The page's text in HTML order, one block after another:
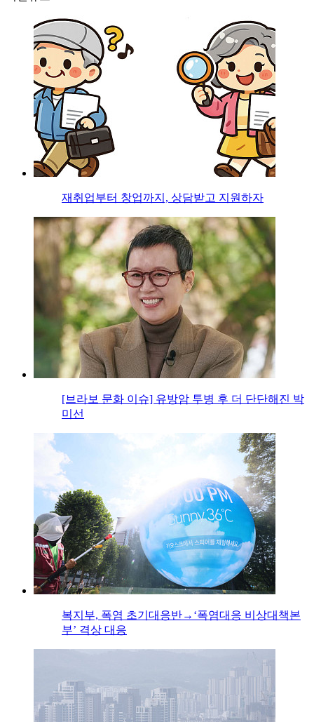
재취업부터 창업까지, 상담받고 지원하자
[브라보 문화 이슈] 유방암 투병 후 더 단단해진 박
미선
복지부, 폭염 초기대응반→‘폭염대응 비상대책본
부’ 격상 대응